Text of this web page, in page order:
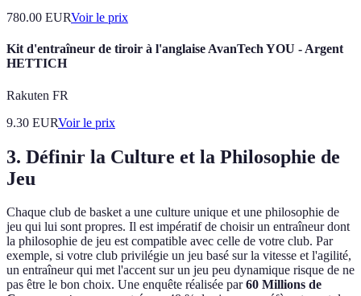
780.00 EURVoir le prix
Kit d'entraîneur de tiroir à l'anglaise AvanTech YOU - Argent
HETTICH
Rakuten FR
9.30 EURVoir le prix
3. Définir la Culture et la Philosophie de
Jeu
Chaque club de basket a une culture unique et une philosophie de
jeu qui lui sont propres. Il est impératif de choisir un entraîneur dont
la philosophie de jeu est compatible avec celle de votre club. Par
exemple, si votre club privilégie un jeu basé sur la vitesse et l'agilité,
un entraîneur qui met l'accent sur un jeu peu dynamique risque de ne
pas être le bon choix. Une enquête réalisée par60 Millions de